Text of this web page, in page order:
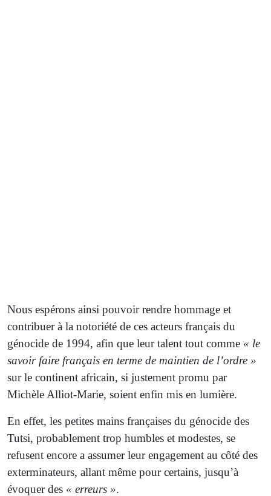
Nous espérons ainsi pouvoir rendre hommage et
contribuer à la notoriété de ces acteurs français du
génocide de 1994, afin que leur talent tout comme « le
savoir faire français en terme de maintien de l’ordre »
sur le continent africain, si justement promu par
Michèle Alliot-Marie, soient enfin mis en lumière.
En effet, les petites mains françaises du génocide des
Tutsi, probablement trop humbles et modestes, se
refusent encore a assumer leur engagement au côté des
exterminateurs, allant même pour certains, jusqu’à
évoquer des « erreurs ».